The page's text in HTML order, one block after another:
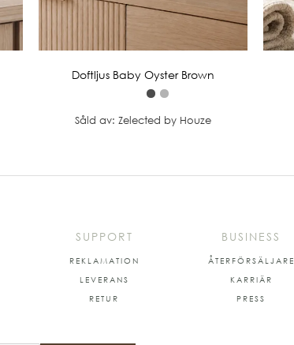
Doftljus Baby Oyster Brown
Såld av: Zelected by Houze
SUPPORT
REKLAMATION
LEVERANS
RETUR
BUSINESS
ÅTERFÖRSÄLJARE
KARRIÄR
PRESS